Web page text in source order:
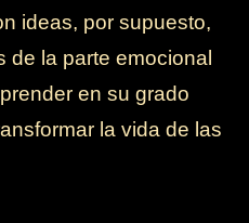
ideas, por supuesto,
de la parte emocional
en su grado
la vida de las